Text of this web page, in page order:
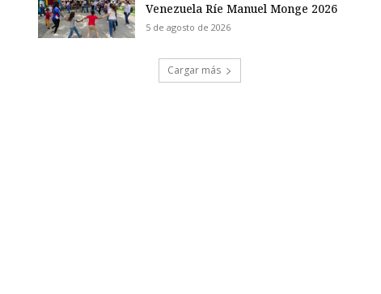
Venezuela Ríe Manuel Monge 2026
5 de agosto de 2026
Cargar más